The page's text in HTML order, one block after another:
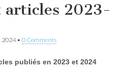
articles 2023-
2024• 0 Comments
publiés en 2023 et 2024